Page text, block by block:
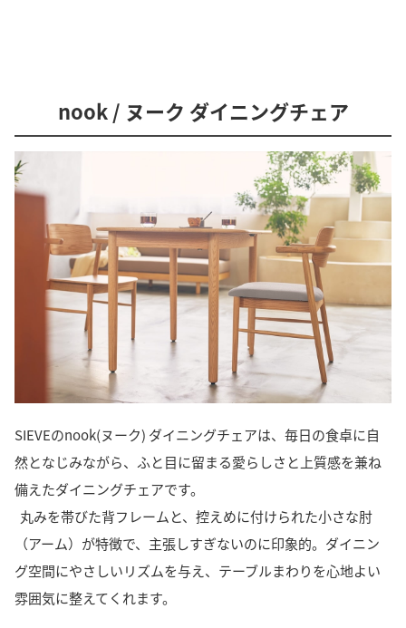
nook / ヌーク ダイニングチェア
SIEVEのnook(ヌーク) ダイニングチェアは、毎日の食卓に自
然となじみながら、ふと目に留まる愛らしさと上質感を兼ね
備えたダイニングチェアです。
丸みを帯びた背フレームと、控えめに付けられた小さな肘
（アーム）が特徴で、主張しすぎないのに印象的。ダイニン
グ空間にやさしいリズムを与え、テーブルまわりを心地よい
雰囲気に整えてくれます。